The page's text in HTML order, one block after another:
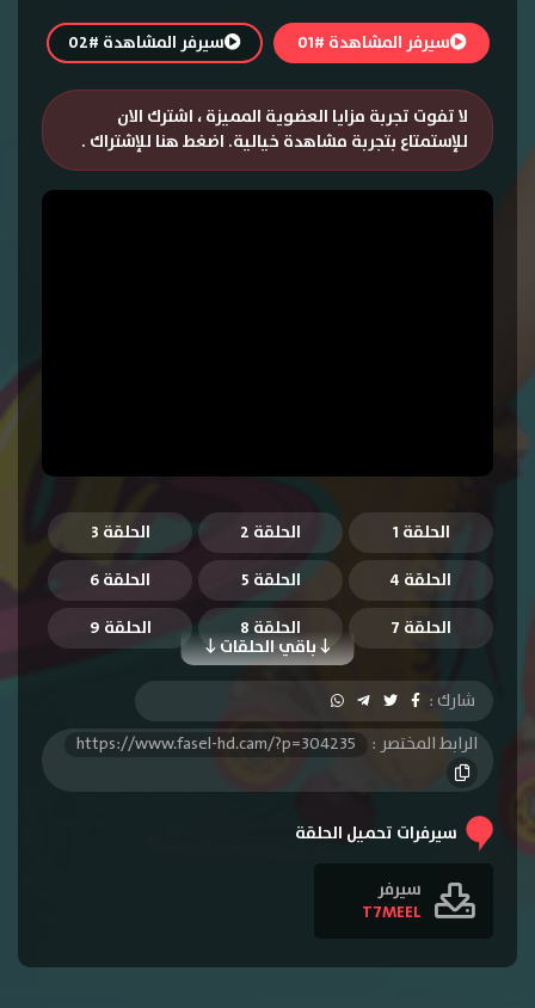
سيرفر المشاهدة #01 سيرفر المشاهدة #02
لا تفوت تجربة مزايا العضوية المميزة ، اشترك الان
للإستمتاع بتجربة مشاهدة خيالية. اضغط هنا للإشتراك .
الحلقة 1 الحلقة 2
الحلقة 3
الحلقة 4
الحلقة 5 الحلقة 6
باقي الحلقات
الحلقة 7 الحلقة 8
الحلقة 9
الحلقة 10
الحلقة 11
الحلقة 13
الحلقة 14
الحلقة 25
الحلقة 28
الحلقة 29
الحلقة 30
شارك :
الرابط المختصر :
https://www.fasel-hd.cam/?p=304235
سيرفرات تحميل الحلقة
سيرفر
T7MEEL